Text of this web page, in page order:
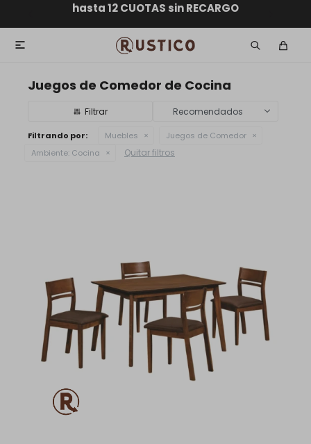
ENVÍOS A TODO EL PAÍS
GARANTÍA DE DEVOLUCIÓN
hasta 12 CUOTAS sin RECARGO
ENVÍO GRATIS dentro de MONTEVIDEO en compras

Juegos de Comedor de Cocina
Recomendados
Filtrando por: Muebles
Juegos de Comedor
Ambiente: Cocina Quitar filtros